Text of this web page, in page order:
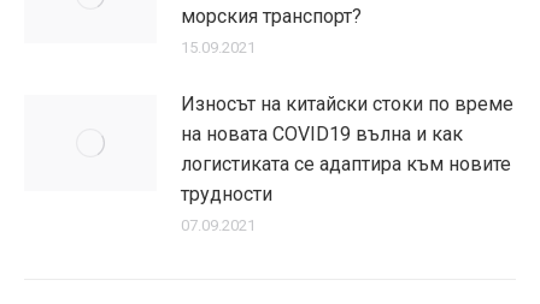
морския транспорт?
15.09.2021
Износът на китайски стоки по време
на новата COVID19 вълна и как
логистиката се адаптира към новите
трудности
07.09.2021